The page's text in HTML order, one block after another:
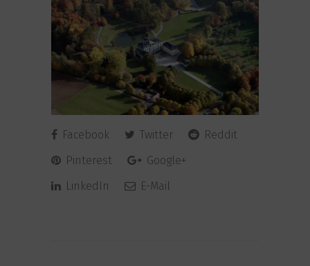
Facebook Twitter
Reddit
Pinterest
Google+
LinkedIn
E-Mail